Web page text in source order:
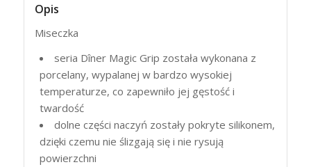
Opis
Miseczka
seria Dîner Magic Grip została wykonana z
porcelany, wypalanej w bardzo wysokiej
temperaturze, co zapewniło jej gęstość i
twardość
dolne części naczyń zostały pokryte silikonem,
dzięki czemu nie ślizgają się i nie rysują
powierzchni